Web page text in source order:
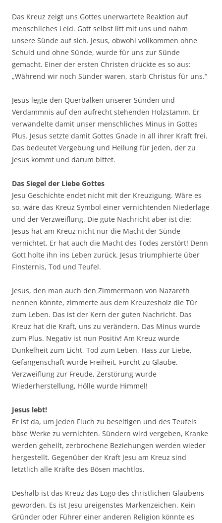
Das Kreuz zeigt uns Gottes unerwartete Reaktion auf
menschliches Leid. Gott selbst litt mit uns und nahm
unsere Sünde auf sich. Jesus, obwohl vollkommen ohne
Schuld und ohne Sünde, wurde für uns zur Sünde
gemacht. Einer der ersten Christen drückte es so aus:
„Während wir noch Sünder waren, starb Christus für uns.“
Jesus legte den Querbalken unserer Sünden und
Verdammnis auf den aufrecht stehenden Holzstamm. Er
verwandelte damit unser menschliches Minus in Gottes
Plus. Jesus setzte damit Gottes Gnade in all ihrer Kraft frei.
Das bedeutet Vergebung und Heilung für jeden, der zu
Jesus kommt und darum bittet.
Das Siegel der Liebe Gottes
Jesu Geschichte endet nicht mit der Kreuzigung. Wäre es
so, wäre das Kreuz Symbol einer vernichtenden Niederlage
und der Verzweiflung. Die gute Nachricht aber ist die:
Jesus hat am Kreuz nicht nur die Macht der Sünde
vernichtet. Er hat auch die Macht des Todes zerstört! Denn
Gott holte ihn ins Leben zurück. Jesus triumphierte über
Finsternis, Tod und Teufel.
Jesus, den man auch den Zimmermann von Nazareth
nennen könnte, zimmerte aus dem Kreuzesholz die Tür
zum Leben. Das ist der Kern der guten Nachricht. Das
Kreuz hat die Kraft, uns zu verändern. Das Minus wurde
zum Plus. Negativ ist nun Positiv! Am Kreuz wurde
Dunkelheit zum Licht, Tod zum Leben, Hass zur Liebe,
Gefangenschaft wurde Freiheit, Furcht zu Glaube,
Verzweiflung zur Freude, Zerstörung wurde
Wiederherstellung, Hölle wurde Himmel!
Jesus lebt!
Er ist da, um jeden Fluch zu beseitigen und des Teufels
böse Werke zu vernichten. Sündern wird vergeben, Kranke
werden geheilt, zerbrochene Beziehungen werden wieder
hergestellt. Gegenüber der Kraft Jesu am Kreuz sind
letztlich alle Kräfte des Bösen machtlos.
Deshalb ist das Kreuz das Logo des christlichen Glaubens
geworden. Es ist Jesu ureigenstes Markenzeichen. Kein
Gründer oder Führer einer anderen Religion könnte es